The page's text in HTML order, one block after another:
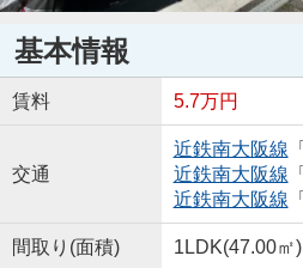
基本情報
賃料 5.7万円
交通
近鉄南大阪線 「
近鉄南大阪線 「
近鉄南大阪線 「
間取り(面積) 1LDK(47.00㎡)